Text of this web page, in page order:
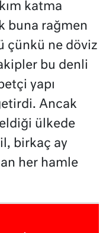
katma
buna rağmen
çünkü ne döviz
bu denli
yapı
Ancak
ülkede
birkaç ay
her hamle